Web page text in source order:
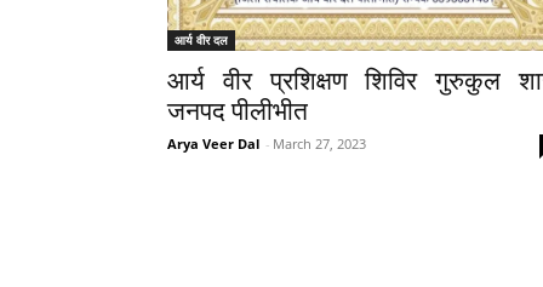
आर्य वीर दल
आर्य वीर प्रशिक्षण शिविर गुरुकुल
जनपद पीलीभीत
Arya Veer Dal - March 27, 2023